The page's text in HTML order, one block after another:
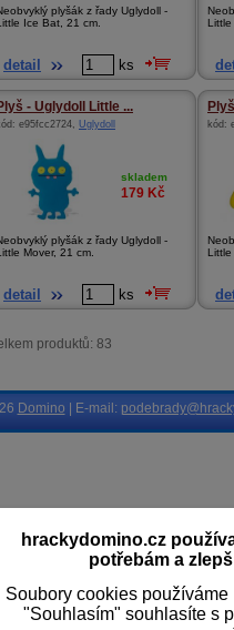
plyšák z řady Uglydoll -
Ice Bat, 21 cm.
detail ks
- Uglydoll Little ...
e95fcc2724, Uglydoll
skladem
179 Kč
plyšák z řady Uglydoll -
Mover, 21 cm.
detail ks
kód:
produktů: 83
hrackydomino.cz
potřebám a
Soubory cookies
"Souhlasím" souhlasíte s
Domino | E-mail: